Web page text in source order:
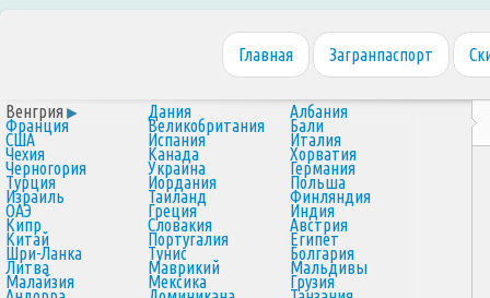
Главная Загранпаспорт
Венгрия Дания Албания
Франция Великобритания Бали
США Испания Италия
Чехия Канада Хорватия
Черногория Украина Германия
Турция Иордания Польша
Израиль Таиланд Финляндия
ОАЭ Греция Индия
Кипр Словакия Австрия
Китай Португалия Египет
Шри-Ланка Тунис Болгария
Литва Маврикий Мальдивы
Малайзия Мексика Грузия